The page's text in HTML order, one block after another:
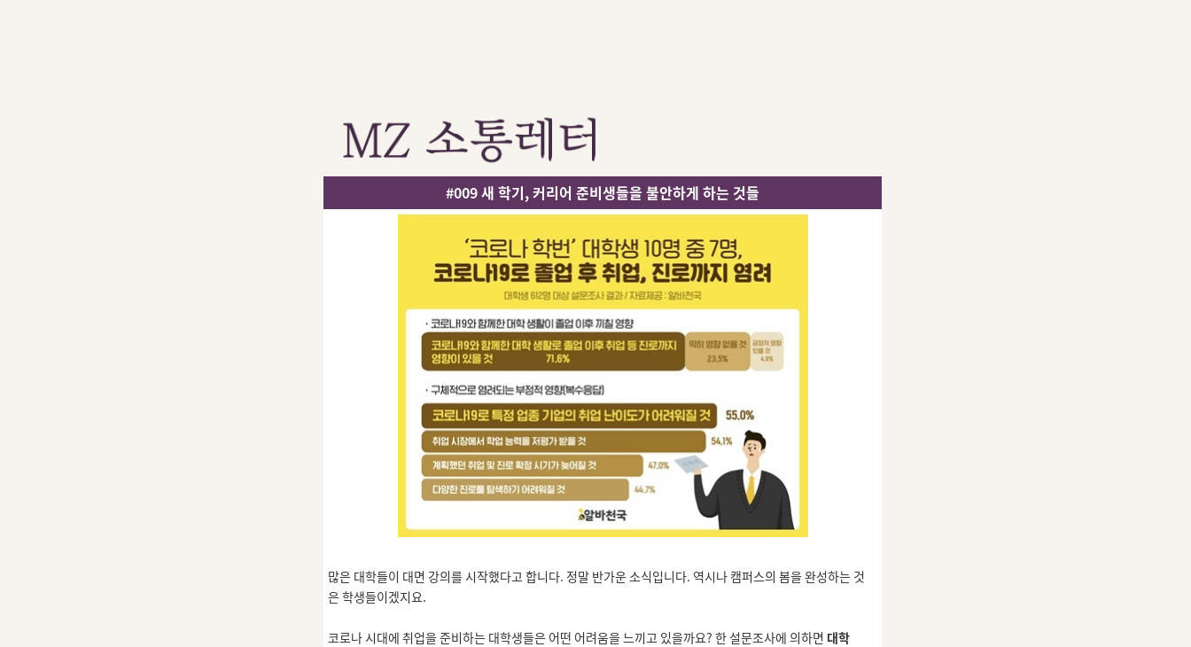
#009새 학기,커리어 준비생들을 불안하게 하는 것들
많은 대학들이 대면 강의를 시작했다고 합니다. 정말 반가운 소식입니다. 역시나 캠퍼스의 봄을 완성하는 것
은 학생들이겠지요.
코로나 시대에 취업을 준비하는 대학생들은 어떤 어려움을 느끼고 있을까요? 한 설문조사에 의하면 대학